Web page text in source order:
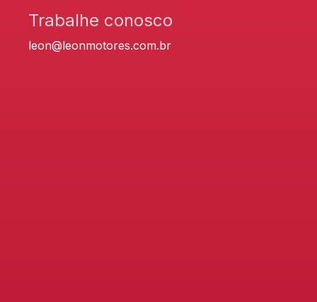
Trabalhe conosco
leon@leonmotores.com.br